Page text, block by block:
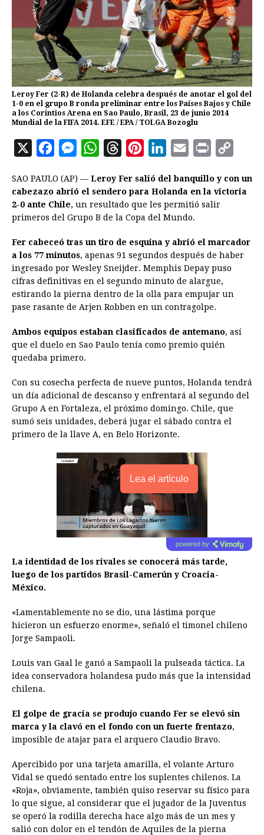
Leroy Fer (2-R) de Holanda celebra después de anotar el gol del
1-0 en el grupo B ronda preliminar entre los Países Bajos y Chile
a los Corintios Arena en Sao Paulo, Brasil, 23 de junio 2014
Mundial de la FIFA 2014. EFE / EPA / TOLGA Bozoglu
X
c
e
b
o
k
M
s
s
e
g
e
W
a
t
s
A
p
p
r
e
a
s
n
t
e
e
s
n
k
e
I
n
a
i
l
i
n
p
n
SAO PAULO (AP) — Leroy Fer salió del banquillo y con un
cabezazo abrió el sendero para Holanda en la victoria
2-0 ante Chile, un resultado que les permitió salir
primeros del Grupo B de la Copa del Mundo.
Fer cabeceó tras un tiro de esquina y abrió el marcador
a los 77 minutos, apenas 91 segundos después de haber
ingresado por Wesley Sneijder. Memphis Depay puso
cifras definitivas en el segundo minuto de alargue,
estirando la pierna dentro de la olla para empujar un
pase rasante de Arjen Robben en un contragolpe.
Ambos equipos estaban clasificados de antemano, así
que el duelo en Sao Paulo tenía como premio quién
quedaba primero.
Con su cosecha perfecta de nueve puntos, Holanda tendrá
un día adicional de descanso y enfrentará al segundo del
Grupo A en Fortaleza, el próximo domingo. Chile, que
sumó seis unidades, deberá jugar el sábado contra el
primero de la llave A, en Belo Horizonte.
Lea el artículo
powered by
La identidad de los rivales se conocerá más tarde,
luego de los partidos Brasil-Camerún y Croacia-
México.
«Lamentablemente no se dio, una lástima porque
hicieron un esfuerzo enorme», señaló el timonel chileno
Jorge Sampaoli.
Louis van Gaal le ganó a Sampaoli la pulseada táctica. La
idea conservadora holandesa pudo más que la intensidad
chilena.
El golpe de gracia se produjo cuando Fer se elevó sin
marca y la clavó en el fondo con un fuerte frentazo,
imposible de atajar para el arquero Claudio Bravo.
Apercibido por una tarjeta amarilla, el volante Arturo
Vidal se quedó sentado entre los suplentes chilenos. La
«Roja», obviamente, también quiso reservar su físico para
lo que sigue, al considerar que el jugador de la Juventus
se operó la rodilla derecha hace algo más de un mes y
salió con dolor en el tendón de Aquiles de la pierna